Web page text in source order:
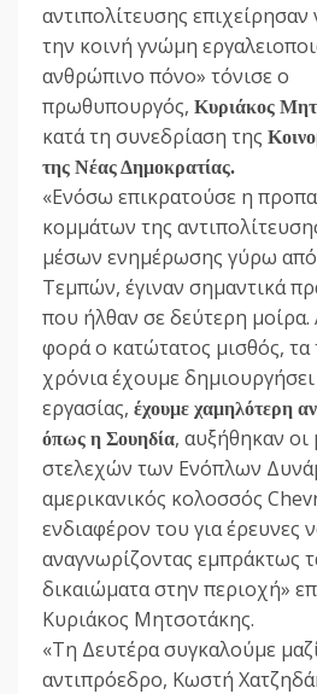
αντιπολίτευσης
την κοινή γνώμη
ανθρώπινο πόνο» τόνισε ο
πρωθυπουργός, Κυριάκος
κατά τη συνεδρίαση της
της Νέας Δημοκρατίας.
«Ενόσω επικρατούσε η
κομμάτων της
μέσων ενημέρωσης γύρω
Τεμπών, έγιναν σημαντικά
που ήλθαν σε δεύτερη μοίρα.
φορά ο κατώτατος μισθός, τα
χρόνια έχουμε δημιουργήσει
εργασίας, έχουμε χαμηλότερη
όπως η Σουηδία, αυξήθηκαν οι
στελεχών των Ενόπλων
αμερικανικός κολοσσός
ενδιαφέρον του για έρευνες
αναγνωρίζοντας εμπράκτως
δικαιώματα στην περιοχή»
Κυριάκος Μητσοτάκης.
«Τη Δευτέρα συγκαλούμε
αντιπρόεδρο, Κωστή